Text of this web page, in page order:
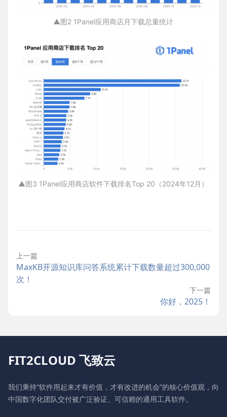
▲图2 1Panel应用商店月下载总量统计
▲图3 1Panel应用商店软件下载排名Top 20（2024年12月）
上一篇
MaxKB开源知识库问答系统累计下载数量超过300,000
次！
下一篇
你好，2025！
FIT2CLOUD 飞致云
我们秉持“软件用起来才有价值，才有改进的机会”的核心价值观，向
中国数字化团队交付被广泛验证、可信赖的通用工具软件。